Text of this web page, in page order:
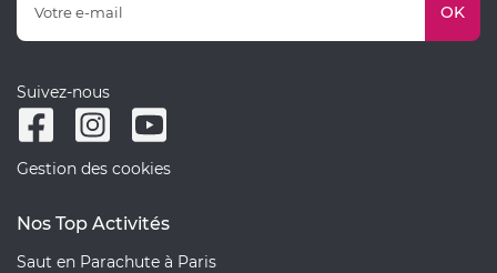
OK
Suivez-nous
Gestion des cookies
Nos Top Activités
Saut en Parachute à Paris